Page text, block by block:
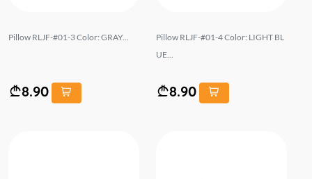
Pillow RLJF-#01-3 Color: GRAY...
8.90
Pillow RLJF-#01-4 Color: LIGHT BL
UE...
8.90